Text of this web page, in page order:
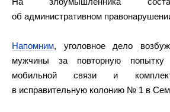
об административном
Напомним, уголовное дело
мужчины за повторную попытку
мобильной связи и
в исправительную колонию № 1 в